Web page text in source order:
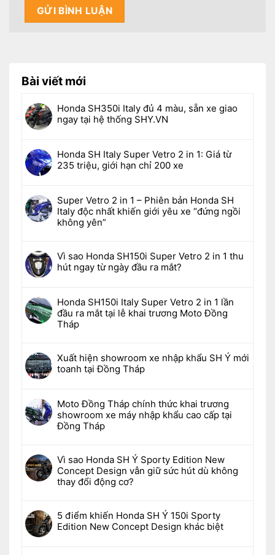
Bài viết mới
Honda SH350i Italy đủ 4 màu, sẵn xe giao
ngay tại hệ thống SHY.VN
Honda SH Italy Super Vetro 2 in 1: Giá từ
235 triệu, giới hạn chỉ 200 xe
Super Vetro 2 in 1 – Phiên bản Honda SH
Italy độc nhất khiến giới yêu xe “đứng ngồi
không yên”
Vì sao Honda SH150i Super Vetro 2 in 1 thu
hút ngay từ ngày đầu ra mắt?
Honda SH150i Italy Super Vetro 2 in 1 lần
đầu ra mắt tại lễ khai trương Moto Đồng
Tháp
Xuất hiện showroom xe nhập khẩu SH Ý mới
toanh tại Đồng Tháp
Moto Đồng Tháp chính thức khai trương
showroom xe máy nhập khẩu cao cấp tại
Đồng Tháp
Vì sao Honda SH Ý Sporty Edition New
Concept Design vẫn giữ sức hút dù không
thay đổi động cơ?
5 điểm khiến Honda SH Ý 150i Sporty
Edition New Concept Design khác biệt